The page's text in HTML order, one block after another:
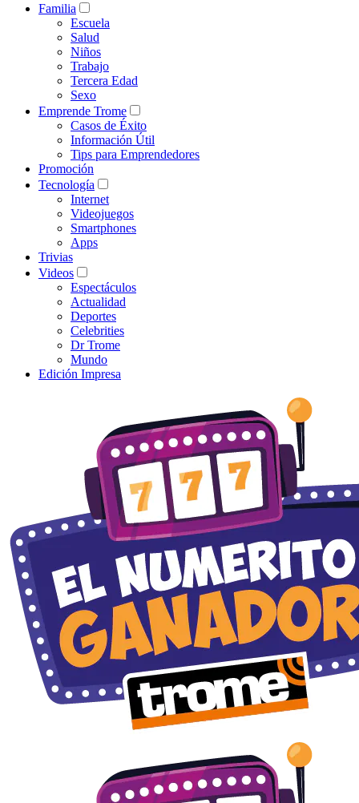
Familia
Escuela
Salud
Niños
Trabajo
Tercera Edad
Sexo
Emprende Trome
Casos de Éxito
Información Útil
Tips para Emprendedores
Promoción
Tecnología
Internet
Videojuegos
Smartphones
Apps
Trivias
Videos
Espectáculos
Actualidad
Deportes
Celebrities
Dr Trome
Mundo
Edición Impresa